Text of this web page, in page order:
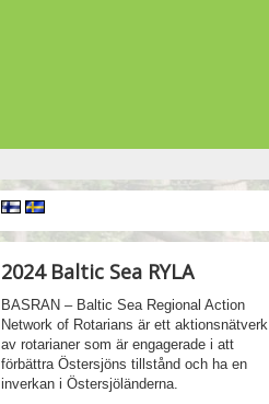
2024 Baltic Sea RYLA
BASRAN – Baltic Sea Regional Action
Network of Rotarians är ett aktionsnätverk
av rotarianer som är engagerade i att
förbättra Östersjöns tillstånd och ha en
inverkan i Östersjöländerna.